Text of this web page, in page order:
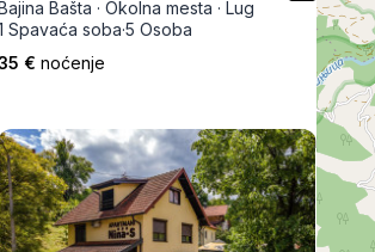
Bašta · Okolna mesta · Lug
Spavaća soba·5 Osoba
€ noćenje